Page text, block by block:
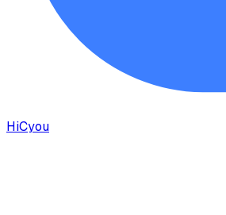
HiCyou